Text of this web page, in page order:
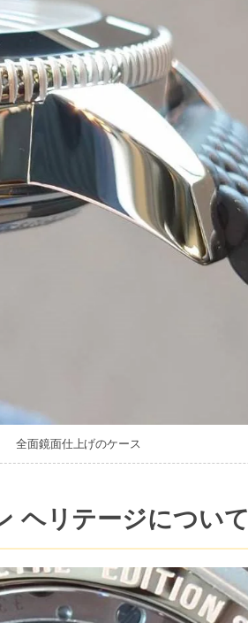
全面鏡面仕上げのケース
ヘリテージについて